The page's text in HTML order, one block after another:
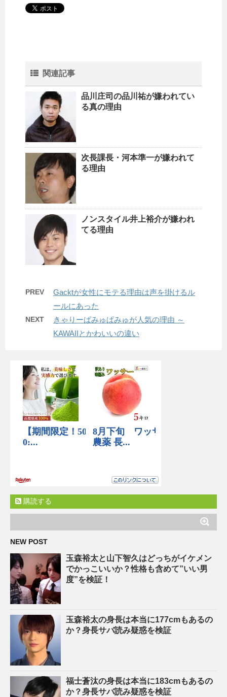
関連記事
品川庄司の品川祐が嫌われてい
る真の理由
次長課長・河本準一が嫌われて
る理由
ノンスタイル井上裕介が嫌われ
てる理由
PREV
Gacktが女性にモテる理由は声を掛けるル
ールにあった
NEXT
きゃりーぱみゅぱみゅが人気の理由 ～
KAWAIIとかわいいの違い
購読する
NEW POST
玉森裕太と山下智久はどっちがイケメン
でかっこいいか？性格も含めて”いい男
度”を検証！
玉森裕太の身長は本当に177cmもあるの
か？身長サバ読み疑惑を検証
福士蒼汰の身長は本当に183cmもあるの
か？身長サバ読み疑惑を検証